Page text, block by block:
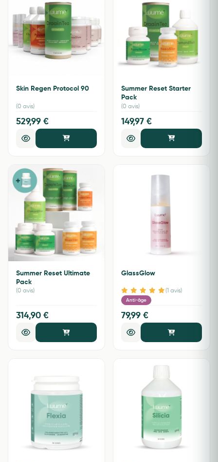
Skin Regen Protocol 90
(0 avis)
529,99 €
Summer Reset Starter
Pack
(0 avis)
149,97 €
Summer Reset Ultimate
Pack
(0 avis)
314,90 €
GlassGlow
(1 avis)
Anti-âge
79,99 €